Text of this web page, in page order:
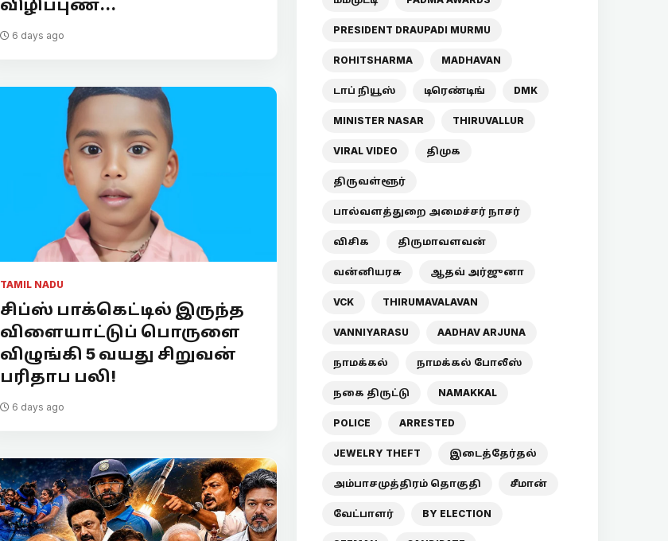
விழிப்புண...
6 days ago
TAMIL NADU
சிப்ஸ் பாக்கெட்டில் இருந்த
விளையாட்டுப் பொருளை
விழுங்கி 5 வயது சிறுவன்
பரிதாப பலி!
6 days ago
PRESIDENT DRAUPADI MURMU
ROHITSHARMA MADHAVAN
டாப் நியூஸ் டிரெண்டிங் DMK
MINISTER NASAR THIRUVALLUR
VIRAL VIDEO திமுக
திருவள்ளூர்
பால்வளத்துறை அமைச்சர் நாசர்
விசிக திருமாவளவன்
வன்னியரசு ஆதவ் அர்ஜுனா
VCK THIRUMAVALAVAN
VANNIYARASU AADHAV ARJUNA
நாமக்கல் நாமக்கல் போலீஸ்
நகை திருட்டு NAMAKKAL
POLICE ARRESTED
JEWELRY THEFT இடைத்தேர்தல்
அம்பாசமுத்திரம் தொகுதி சீமான்
வேட்பாளர் BY ELECTION